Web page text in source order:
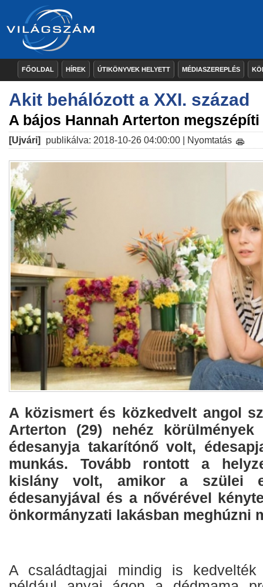
FŐOLDAL HÍREK ÚTIKÖNYVEK HELYETT MÉDIASZEREPLÉS
Akit behálózott a XXI. század
A bájos Hannah Arterton
[Ujvári] publikálva: 2018-10-26 04:00:00 | Nyomtatás
A közismert és közkedvelt angol
Arterton (29) nehéz
édesanyja takarítónő volt,
munkás. Tovább rontott a
kislány volt, amikor a szülei
édesanyjával és a nővérével
önkormányzati lakásban meghúzni
A családtagjai mindig is kedvelték